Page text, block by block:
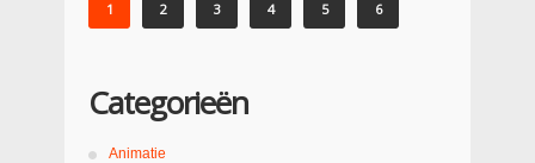
1 2 3 4 5 6
Categorieën
Animatie